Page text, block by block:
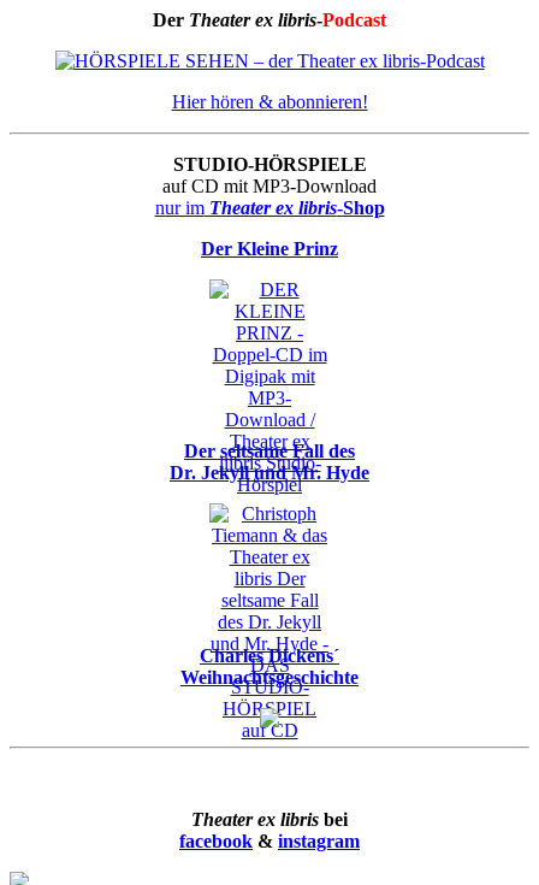
Der Theater ex libris-Podcast
Hier hören & abonnieren!
STUDIO-HÖRSPIELE
auf CD mit MP3-Download
nur imTheater ex libris-Shop
Der Kleine Prinz
Der seltsame Fall des
Dr. Jekyll und Mr. Hyde
Charles Dickens´
Weihnachtsgeschichte
Theater ex libris bei
facebook & instagram